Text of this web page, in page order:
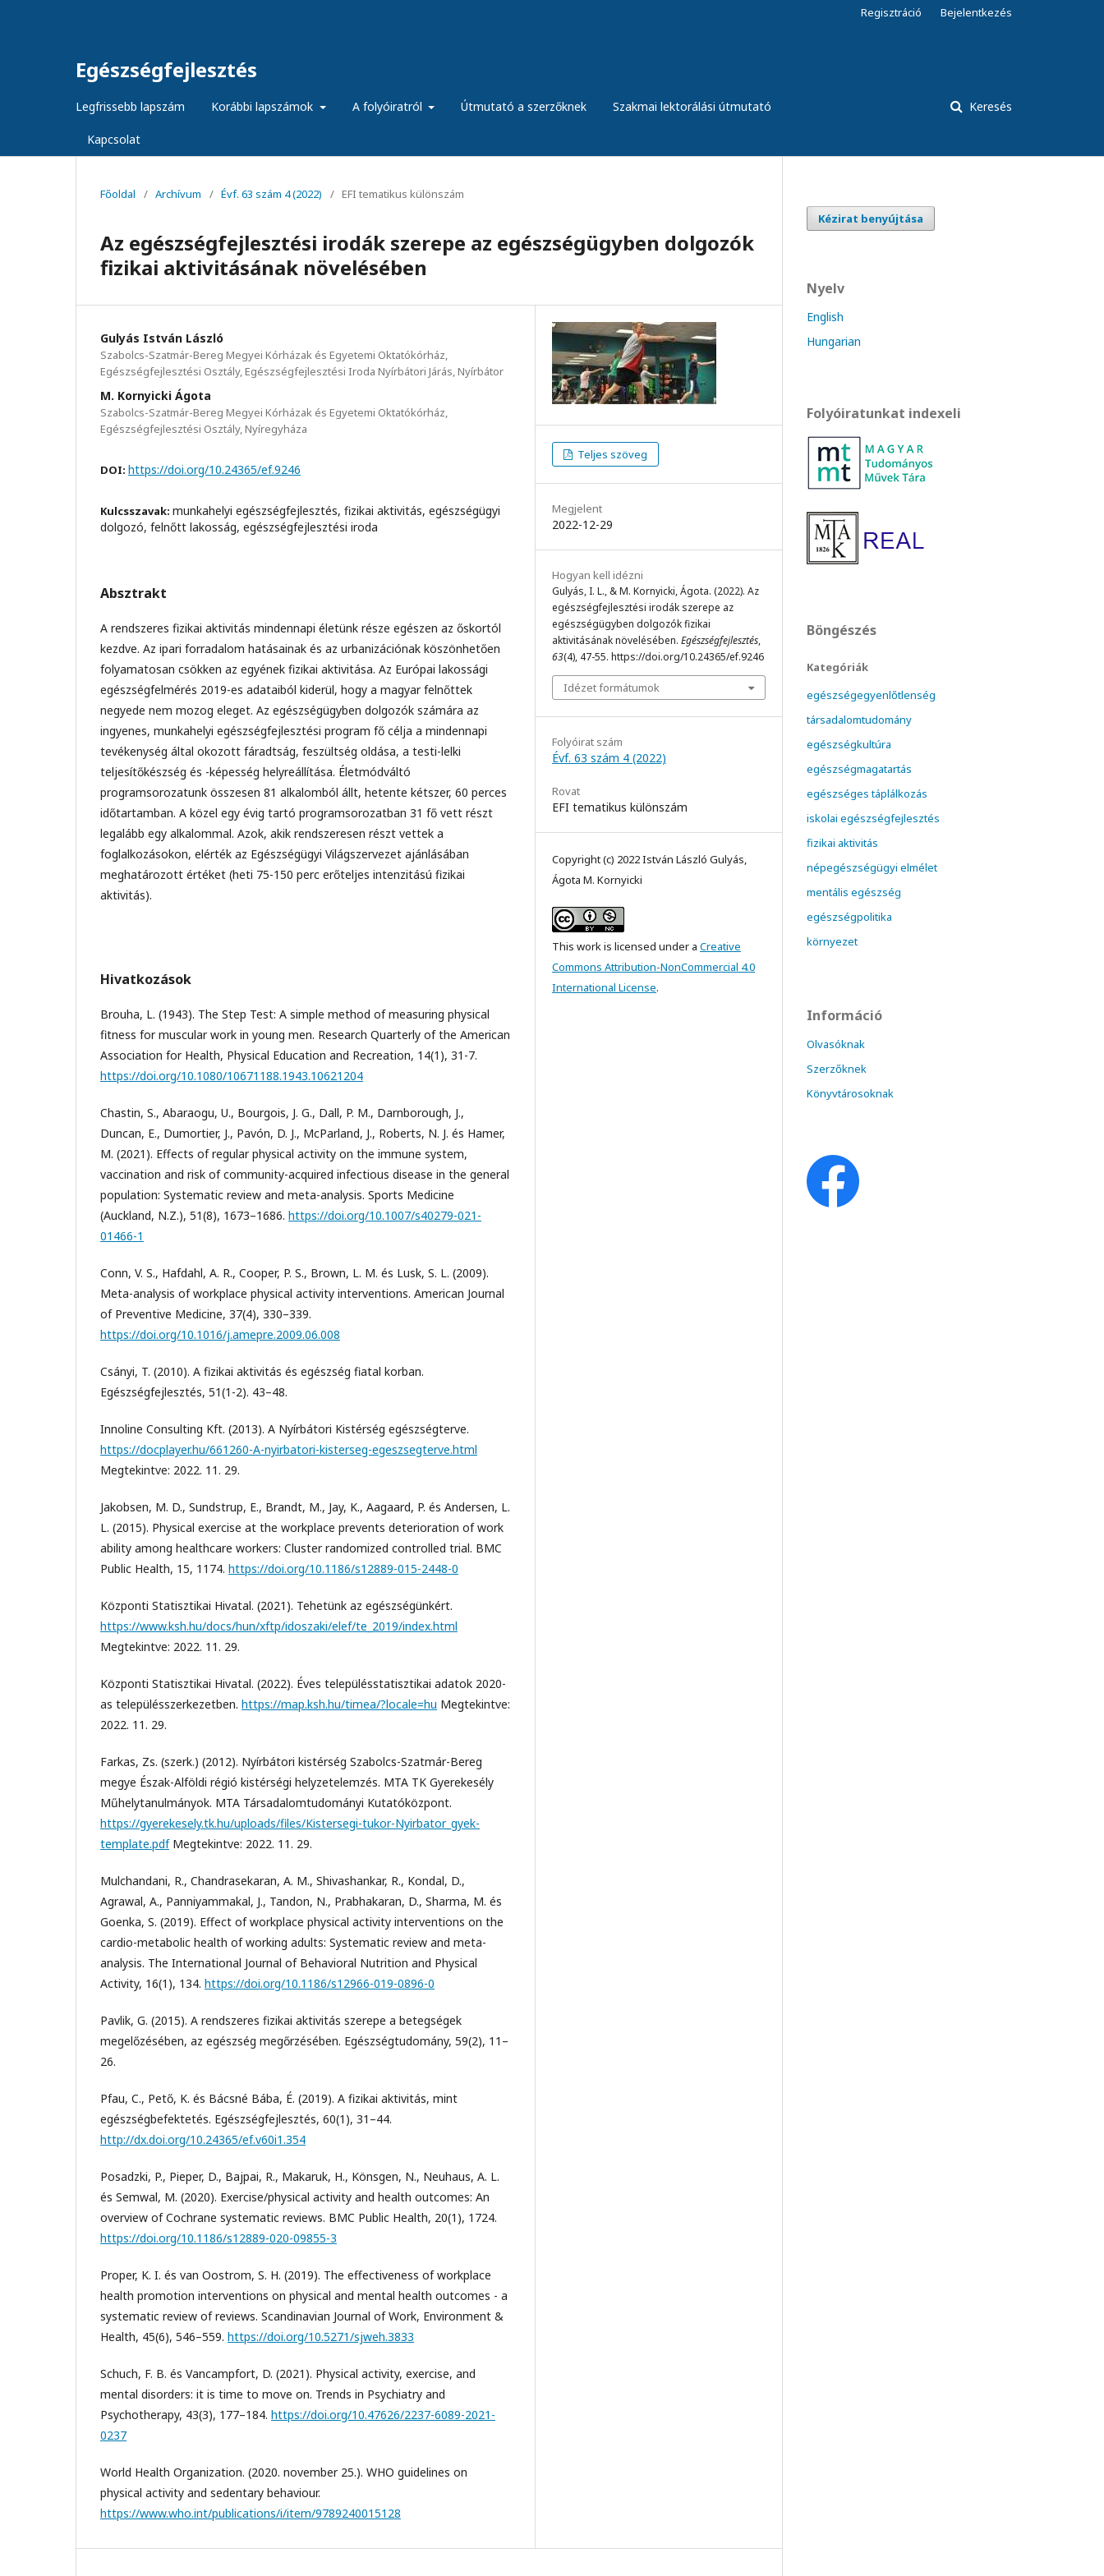
Egészségfejlesztés
Legfrissebb lapszám Korábbi lapszámok A folyóiratról Útmutató a szerzőknek Szakmai lektorálási útmutató
Kapcsolat
Keresés
Regisztráció Bejelentkezés
Főoldal / Archívum / Évf. 63 szám 4 (2022) / EFI tematikus különszám
Az egészségfejlesztési irodák szerepe az egészségügyben dolgozók
fizikai aktivitásának növelésében
Gulyás István László
Szabolcs-Szatmár-Bereg Megyei Kórházak és Egyetemi Oktatókórház,
Egészségfejlesztési Osztály, Egészségfejlesztési Iroda Nyírbátori Járás, Nyírbátor
M. Kornyicki Ágota
Szabolcs-Szatmár-Bereg Megyei Kórházak és Egyetemi Oktatókórház,
Egészségfejlesztési Osztály, Nyíregyháza
DOI: https://doi.org/10.24365/ef.9246
Kulcsszavak: munkahelyi egészségfejlesztés, fizikai aktivitás, egészségügyi
dolgozó, felnőtt lakosság, egészségfejlesztési iroda
Absztrakt
A rendszeres fizikai aktivitás mindennapi életünk része egészen az őskortól
kezdve. Az ipari forradalom hatásainak és az urbanizációnak köszönhetően
folyamatosan csökken az egyének fizikai aktivitása. Az Európai lakossági
egészségfelmérés 2019-es adataiból kiderül, hogy a magyar felnőttek
negyede nem mozog eleget. Az egészségügyben dolgozók számára az
ingyenes, munkahelyi egészségfejlesztési program fő célja a mindennapi
tevékenység által okozott fáradtság, feszültség oldása, a testi-lelki
teljesítőkészség és -képesség helyreállítása. Életmódváltó
programsorozatunk összesen 81 alkalomból állt, hetente kétszer, 60 perces
időtartamban. A közel egy évig tartó programsorozatban 31 fő vett részt
legalább egy alkalommal. Azok, akik rendszeresen részt vettek a
foglalkozásokon, elérték az Egészségügyi Világszervezet ajánlásában
meghatározott értéket (heti 75-150 perc erőteljes intenzitású fizikai
aktivitás).
Hivatkozások
Brouha, L. (1943). The Step Test: A simple method of measuring physical
fitness for muscular work in young men. Research Quarterly of the American
Association for Health, Physical Education and Recreation, 14(1), 31-7.
https://doi.org/10.1080/10671188.1943.10621204
Chastin, S., Abaraogu, U., Bourgois, J. G., Dall, P. M., Darnborough, J.,
Duncan, E., Dumortier, J., Pavón, D. J., McParland, J., Roberts, N. J. és Hamer,
M. (2021). Effects of regular physical activity on the immune system,
vaccination and risk of community-acquired infectious disease in the general
population: Systematic review and meta-analysis. Sports Medicine
(Auckland, N.Z.), 51(8), 1673–1686. https://doi.org/10.1007/s40279-021-
01466-1
Conn, V. S., Hafdahl, A. R., Cooper, P. S., Brown, L. M. és Lusk, S. L. (2009).
Meta-analysis of workplace physical activity interventions. American Journal
of Preventive Medicine, 37(4), 330–339.
https://doi.org/10.1016/j.amepre.2009.06.008
Csányi, T. (2010). A fizikai aktivitás és egészség fiatal korban.
Egészségfejlesztés, 51(1-2). 43–48.
Innoline Consulting Kft. (2013). A Nyírbátori Kistérség egészségterve.
https://docplayer.hu/661260-A-nyirbatori-kisterseg-egeszsegterve.html
Megtekintve: 2022. 11. 29.
Jakobsen, M. D., Sundstrup, E., Brandt, M., Jay, K., Aagaard, P. és Andersen, L.
L. (2015). Physical exercise at the workplace prevents deterioration of work
ability among healthcare workers: Cluster randomized controlled trial. BMC
Public Health, 15, 1174. https://doi.org/10.1186/s12889-015-2448-0
Központi Statisztikai Hivatal. (2021). Tehetünk az egészségünkért.
https://www.ksh.hu/docs/hun/xftp/idoszaki/elef/te_2019/index.html
Megtekintve: 2022. 11. 29.
Központi Statisztikai Hivatal. (2022). Éves településstatisztikai adatok 2020-
as településszerkezetben. https://map.ksh.hu/timea/?locale=hu Megtekintve:
2022. 11. 29.
Farkas, Zs. (szerk.) (2012). Nyírbátori kistérség Szabolcs-Szatmár-Bereg
megye Észak-Alföldi régió kistérségi helyzetelemzés. MTA TK Gyerekesély
Műhelytanulmányok. MTA Társadalomtudományi Kutatóközpont.
https://gyerekesely.tk.hu/uploads/files/Kistersegi-tukor-Nyirbator_gyek-
template.pdfMegtekintve: 2022. 11. 29.
Mulchandani, R., Chandrasekaran, A. M., Shivashankar, R., Kondal, D.,
Agrawal, A., Panniyammakal, J., Tandon, N., Prabhakaran, D., Sharma, M. és
Goenka, S. (2019). Effect of workplace physical activity interventions on the
cardio-metabolic health of working adults: Systematic review and meta-
analysis. The International Journal of Behavioral Nutrition and Physical
Activity, 16(1), 134. https://doi.org/10.1186/s12966-019-0896-0
Pavlik, G. (2015). A rendszeres fizikai aktivitás szerepe a betegségek
megelőzésében, az egészség megőrzésében. Egészségtudomány, 59(2), 11–
26.
Pfau, C., Pető, K. és Bácsné Bába, É. (2019). A fizikai aktivitás, mint
egészségbefektetés. Egészségfejlesztés, 60(1), 31–44.
http://dx.doi.org/10.24365/ef.v60i1.354
Posadzki, P., Pieper, D., Bajpai, R., Makaruk, H., Könsgen, N., Neuhaus, A. L.
és Semwal, M. (2020). Exercise/physical activity and health outcomes: An
overview of Cochrane systematic reviews. BMC Public Health, 20(1), 1724.
https://doi.org/10.1186/s12889-020-09855-3
Proper, K. I. és van Oostrom, S. H. (2019). The effectiveness of workplace
health promotion interventions on physical and mental health outcomes - a
systematic review of reviews. Scandinavian Journal of Work, Environment &
Health, 45(6), 546–559. https://doi.org/10.5271/sjweh.3833
Schuch, F. B. és Vancampfort, D. (2021). Physical activity, exercise, and
mental disorders: it is time to move on. Trends in Psychiatry and
Psychotherapy, 43(3), 177–184. https://doi.org/10.47626/2237-6089-2021-
0237
World Health Organization. (2020. november 25.). WHO guidelines on
physical activity and sedentary behaviour.
https://www.who.int/publications/i/item/9789240015128
Teljes szöveg
Megjelent
2022-12-29
Hogyan kell idézni
Gulyás, I. L., & M. Kornyicki, Ágota. (2022). Az
egészségfejlesztési irodák szerepe az
egészségügyben dolgozók fizikai
aktivitásának növelésében. Egészségfejlesztés,
63(4), 47-55. https://doi.org/10.24365/ef.9246
Idézet formátumok
Folyóirat szám
Évf. 63 szám 4 (2022)
Rovat
EFI tematikus különszám
Copyright (c) 2022 István László Gulyás,
Ágota M. Kornyicki
This work is licensed under a Creative
Commons Attribution-NonCommercial 4.0
International License.
Kézirat benyújtása
Nyelv
English
Hungarian
Folyóiratunkat indexeli
Böngészés
Kategóriák
egészségegyenlőtlenség
társadalomtudomány
egészségkultúra
egészségmagatartás
egészséges táplálkozás
iskolai egészségfejlesztés
fizikai aktivitás
népegészségügyi elmélet
mentális egészség
egészségpolitika
környezet
Információ
Olvasóknak
Szerzőknek
Könyvtárosoknak